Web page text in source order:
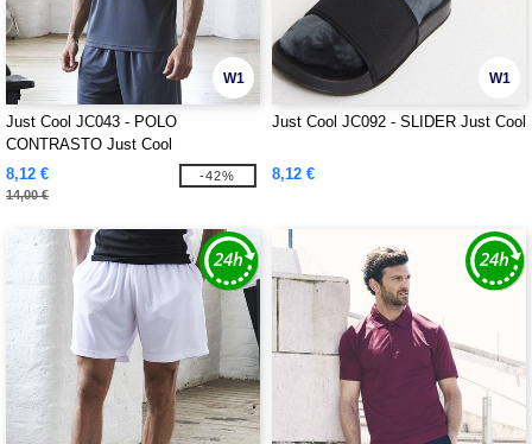
W1
Just Cool JC043 - POLO
CONTRASTO Just Cool
8,12 €
14,00 €
-42%
W1
Just Cool JC092 - SLIDER Just Cool
8,12 €